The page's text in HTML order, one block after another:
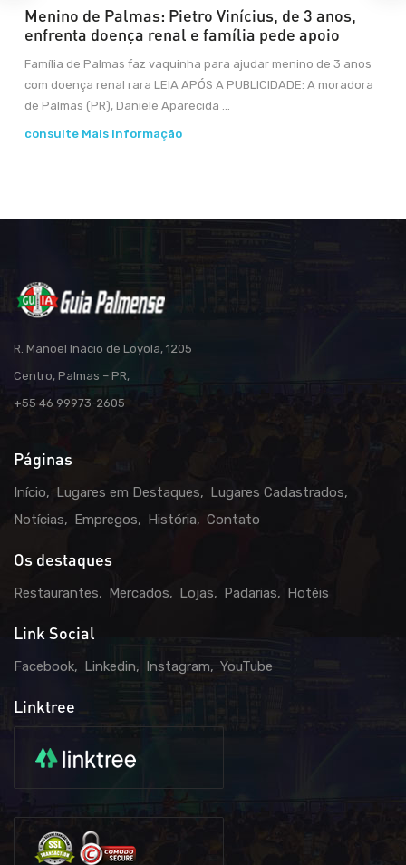
Menino de Palmas: Pietro Vinícius, de 3 anos,
enfrenta doença renal e família pede apoio
Família de Palmas faz vaquinha para ajudar menino de 3 anos
com doença renal rara LEIA APÓS A PUBLICIDADE: A moradora
de Palmas (PR), Daniele Aparecida ...
consulte Mais informação
R. Manoel Inácio de Loyola, 1205
Centro, Palmas – PR,
+55 46 99973-2605
Páginas
Início Lugares em Destaques
Lugares Cadastrados
Notícias
Empregos História Contato
Os destaques
Restaurantes Mercados Lojas Padarias Hotéis
Link Social
Facebook Linkedin Instagram YouTube
Linktree